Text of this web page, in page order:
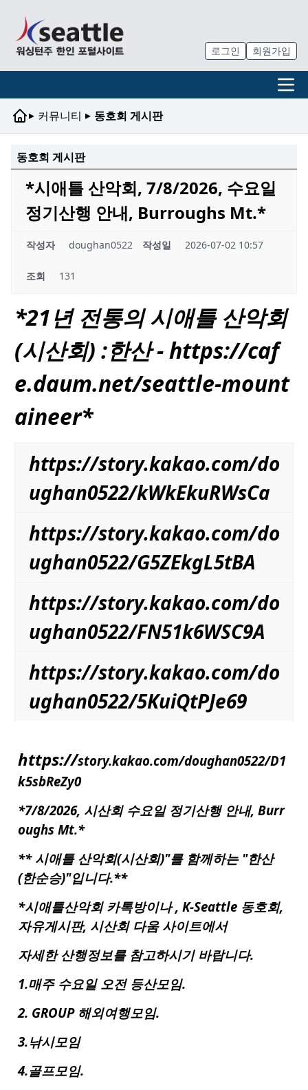
로그인 회원가입
▸ 커뮤니티 ▸ 동호회 게시판
동호회 게시판
*시애틀 산악회, 7/8/2026, 수요일
정기산행 안내, Burroughs Mt.*
작성자 doughan0522 작성일 2026-07-02 10:57
조회 131
*21년 전통의시애틀산악회
(시산회) :한산 - https://caf
e.daum.net/seattle-mount
aineer*
https://story.kakao.com/do
ughan0522/kWkEkuRWsCa
https://story.kakao.com/do
ughan0522/G5ZEkgL5tBA
https://story.kakao.com/do
ughan0522/FN51k6WSC9A
https://story.kakao.com/do
ughan0522/5KuiQtPJe69
https://story.kakao.com/doughan0522/D1
k5sbReZy0
*7/8/2026, 시산회 수요일 정기산행 안내, Burr
oughs Mt.*
** 시애틀산악회(시산회)"를 함께하는 "한산
(한순승)"입니다.**
*시애틀산악회 카톡방이나 , K-Seattle 동호회,
자유게시판, 시산회 다움 사이트에서
자세한 산행정보를 참고하시기 바랍니다.
1.매주 수요일 오전 등산모임.
2. GROUP 해외여행모임.
3.낚시모임
4.골프모임.